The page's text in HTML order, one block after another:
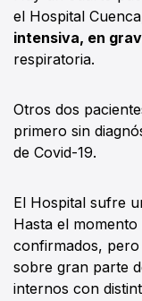
el Hospital
intensiva, en
respiratoria.
Otros dos
primero sin
de Covid-19.
El Hospital sufre
Hasta el
confirmados,
sobre gran parte
internos con